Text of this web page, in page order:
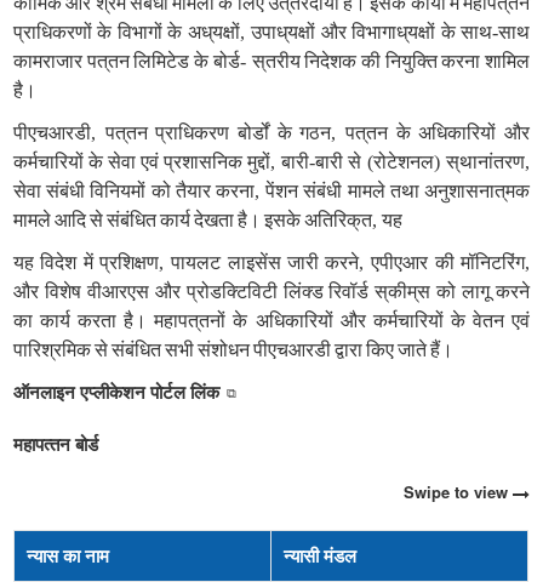
प्राधिकरणों के विभागों के अध्यक्षों,उपाध्यक्षों और विभागाध्यक्षों के साथ-साथ
कामराजार पत्तन लिमिटेड के बोर्ड-स्तरीय निदेशक की नियुक्ति करना शामिल
है।
पीएचआरडी,पत्तन प्राधिकरण बोर्डों के गठन,पत्तन के अधिकारियों और
कर्मचारियों के सेवा एवं प्रशासनिक मुद्दों,बारी-बारी से (रोटेशनल)स्थानांतरण,
सेवा संबंधी विनियमों को तैयार करना,पेंशन संबंधी मामले तथा अनुशासनात्मक
मामलेआदिसेसंबंधितकार्यदेखताहै। इसकेअतिरिक्त,यह
यह विदेश में प्रशिक्षण,पायलट लाइसेंस जारी करने,एपीएआर की मॉनिटरिंग,
और विशेष वीआरएस और प्रोडक्टिविटी लिंक्ड रिवॉर्ड स्कीम्स को लागू करने
का कार्य करता है। महापत्तनों के अधिकारियों और कर्मचारियों के वेतन एवं
पारिश्रमिकसेसंबंधितसभीसंशोधनपीएचआरडीद्वाराकिएजातेहैं।
ऑनलाइन एप्‍लीकेशन पोर्टल लिंक
महापत्‍तन बोर्ड
Swipe to view
न्यास का नाम न्यासी मंडल